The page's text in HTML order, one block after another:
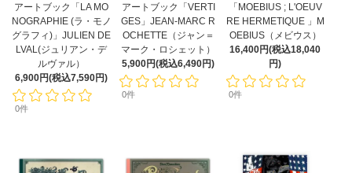
アートブック「LA MO
NOGRAPHIE (ラ・モノ
グラフィ)」JULIEN DE
LVAL(ジュリアン・デ
ルヴァル）
6,900円(税込7,590円)
0件
アートブック「VERTI
GES」JEAN-MARC R
OCHETTE（ジャン＝
マーク・ロシェット）
5,900円(税込6,490円)
0件
「MOEBIUS ; L'OEUV
RE HERMETIQUE 」M
OEBIUS（メビウス）
16,400円(税込18,040
円)
0件